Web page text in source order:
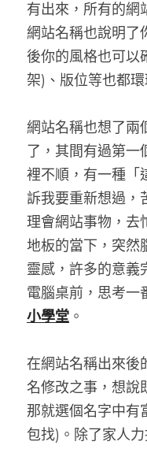
有出來，所有的網
網站名稱也說明
後你的風格也可以
架)、版位等也都環
網站名稱也想了兩
了，其間有過第一
裡不順，有一種「
訴我要重新想過，
理會網站事物，去
地板的當下，突然
靈感，許多的意義
電腦桌前，思考一
小學堂 。
在網站名稱出來後
名修改之事，想說
那就選個名字中有
包找)。除了家人